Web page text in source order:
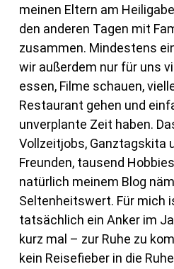
meinen Eltern am
den anderen Tagen mit
zusammen. Mindestens
wir außerdem nur für uns
essen, Filme schauen,
Restaurant gehen und
unverplante Zeit haben.
Vollzeitjobs, Ganztagskita
Freunden, tausend
natürlich meinem Blog
Seltenheitswert. Für mich
tatsächlich ein Anker im
kurz mal – zur Ruhe zu
kein Reisefieber in die